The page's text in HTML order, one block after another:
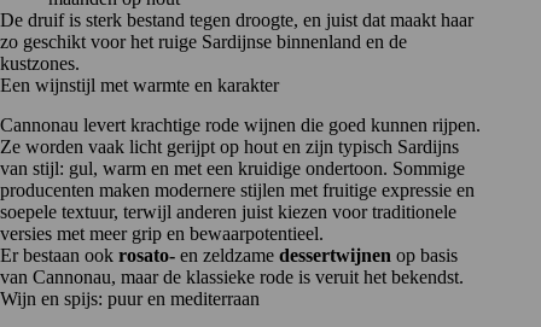
De druif is sterk bestand tegen droogte, en juist dat maakt haar
zo geschikt voor het ruige Sardijnse binnenland en de
kustzones.
Een wijnstijl met warmte en karakter
Cannonau levert krachtige rode wijnen die goed kunnen rijpen.
Ze worden vaak licht gerijpt op hout en zijn typisch Sardijns
van stijl: gul, warm en met een kruidige ondertoon. Sommige
producenten maken modernere stijlen met fruitige expressie en
soepele textuur, terwijl anderen juist kiezen voor traditionele
versies met meer grip en bewaarpotentieel.
Er bestaan ook rosato- en zeldzame dessertwijnen op basis
van Cannonau, maar de klassieke rode is veruit het bekendst.
Wijn en spijs: puur en mediterraan